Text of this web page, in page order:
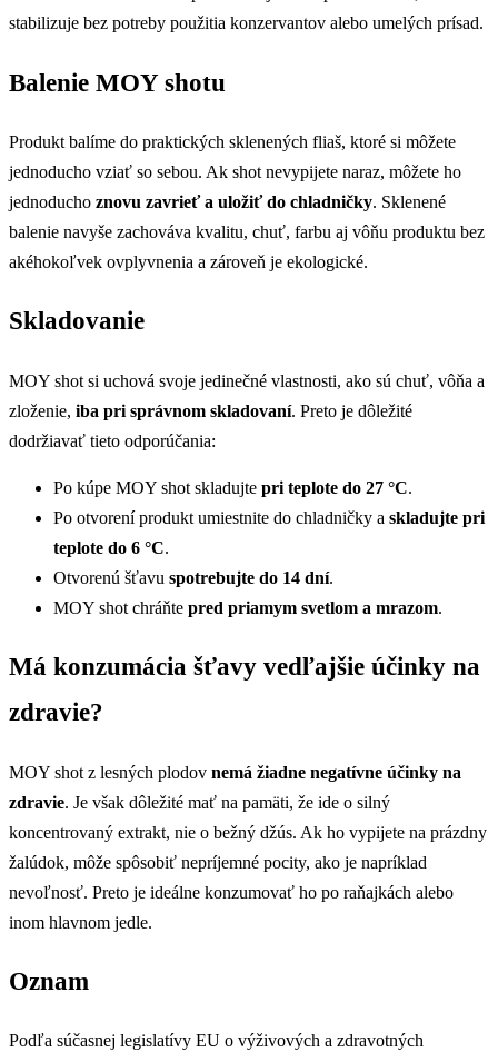
stabilizuje bez potreby použitia konzervantov alebo umelých prísad.
Balenie MOY shotu
Produkt balíme do praktických sklenených fliaš, ktoré si môžete
jednoducho vziať so sebou. Ak shot nevypijete naraz, môžete ho
jednoducho znovu zavrieť a uložiť do chladničky. Sklenené
balenie navyše zachováva kvalitu, chuť, farbu aj vôňu produktu bez
akéhokoľvek ovplyvnenia a zároveň je ekologické.
Skladovanie
MOY shot si uchová svoje jedinečné vlastnosti, ako sú chuť, vôňa a
zloženie, iba pri správnom skladovaní. Preto je dôležité
dodržiavať tieto odporúčania:
Po kúpe MOY shot skladujte pri teplote do 27 °C.
Po otvorení produkt umiestnite do chladničky a skladujte pri
teplote do 6 °C.
Otvorenú šťavu spotrebujte do 14 dní.
MOY shot chráňte pred priamym svetlom a mrazom.
Má konzumácia šťavy vedľajšie účinky na
zdravie?
MOY shot z lesných plodov nemá žiadne negatívne účinky na
zdravie. Je však dôležité mať na pamäti, že ide o silný
koncentrovaný extrakt, nie o bežný džús. Ak ho vypijete na prázdny
žalúdok, môže spôsobiť nepríjemné pocity, ako je napríklad
nevoľnosť. Preto je ideálne konzumovať ho po raňajkách alebo
inom hlavnom jedle.
Oznam
Podľa súčasnej legislatívy EU o výživových a zdravotných